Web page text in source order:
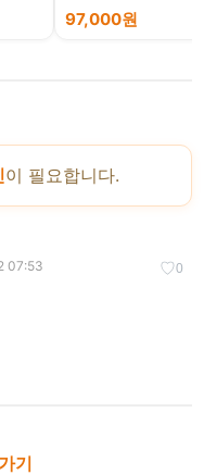
97,000원
이 필요합니다.
♡0
07:53
기